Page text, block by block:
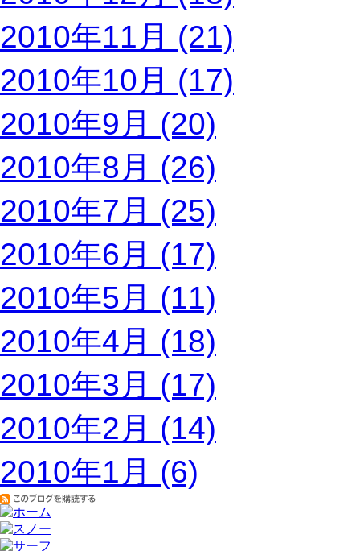
2010年11月 (21)
2010年10月 (17)
2010年9月 (20)
2010年8月 (26)
2010年7月 (25)
2010年6月 (17)
2010年5月 (11)
2010年4月 (18)
2010年3月 (17)
2010年2月 (14)
2010年1月 (6)